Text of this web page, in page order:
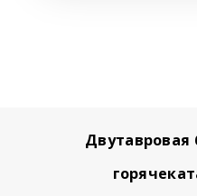
Двутавровая